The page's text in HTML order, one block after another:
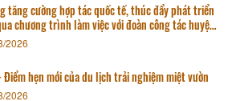
tăng cường hợp tác quốc tế, thúc đẩy phát triển
chương trình làm việc với đoàn công tác huyện
(Hàn quốc)
2026
hẹn mới của du lịch trải nghiệm miệt vườn
2026